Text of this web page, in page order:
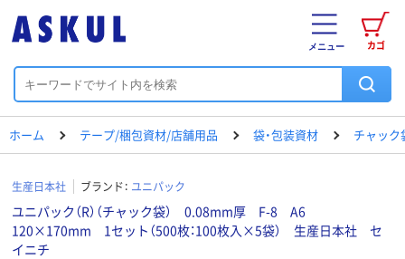
カゴ
メニュー
ホーム テープ/梱包資材/店舗用品 袋・包装資材 チャック
生産日本社 ブランド： ユニパック
ユニパック（R）（チャック袋） 0.08mm厚 F-8 A6
120×170mm 1セット（500枚：100枚入×5袋） 生産日本社 セ
イニチ